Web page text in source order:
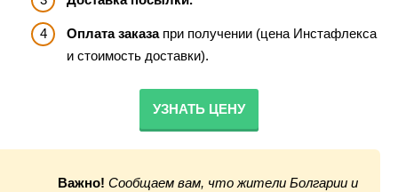
Оплата заказапри получении (цена Инстафлекса
и стоимость доставки).
УЗНАТЬ ЦЕНУ
Важно! Сообщаем вам, что жители Болгарии и